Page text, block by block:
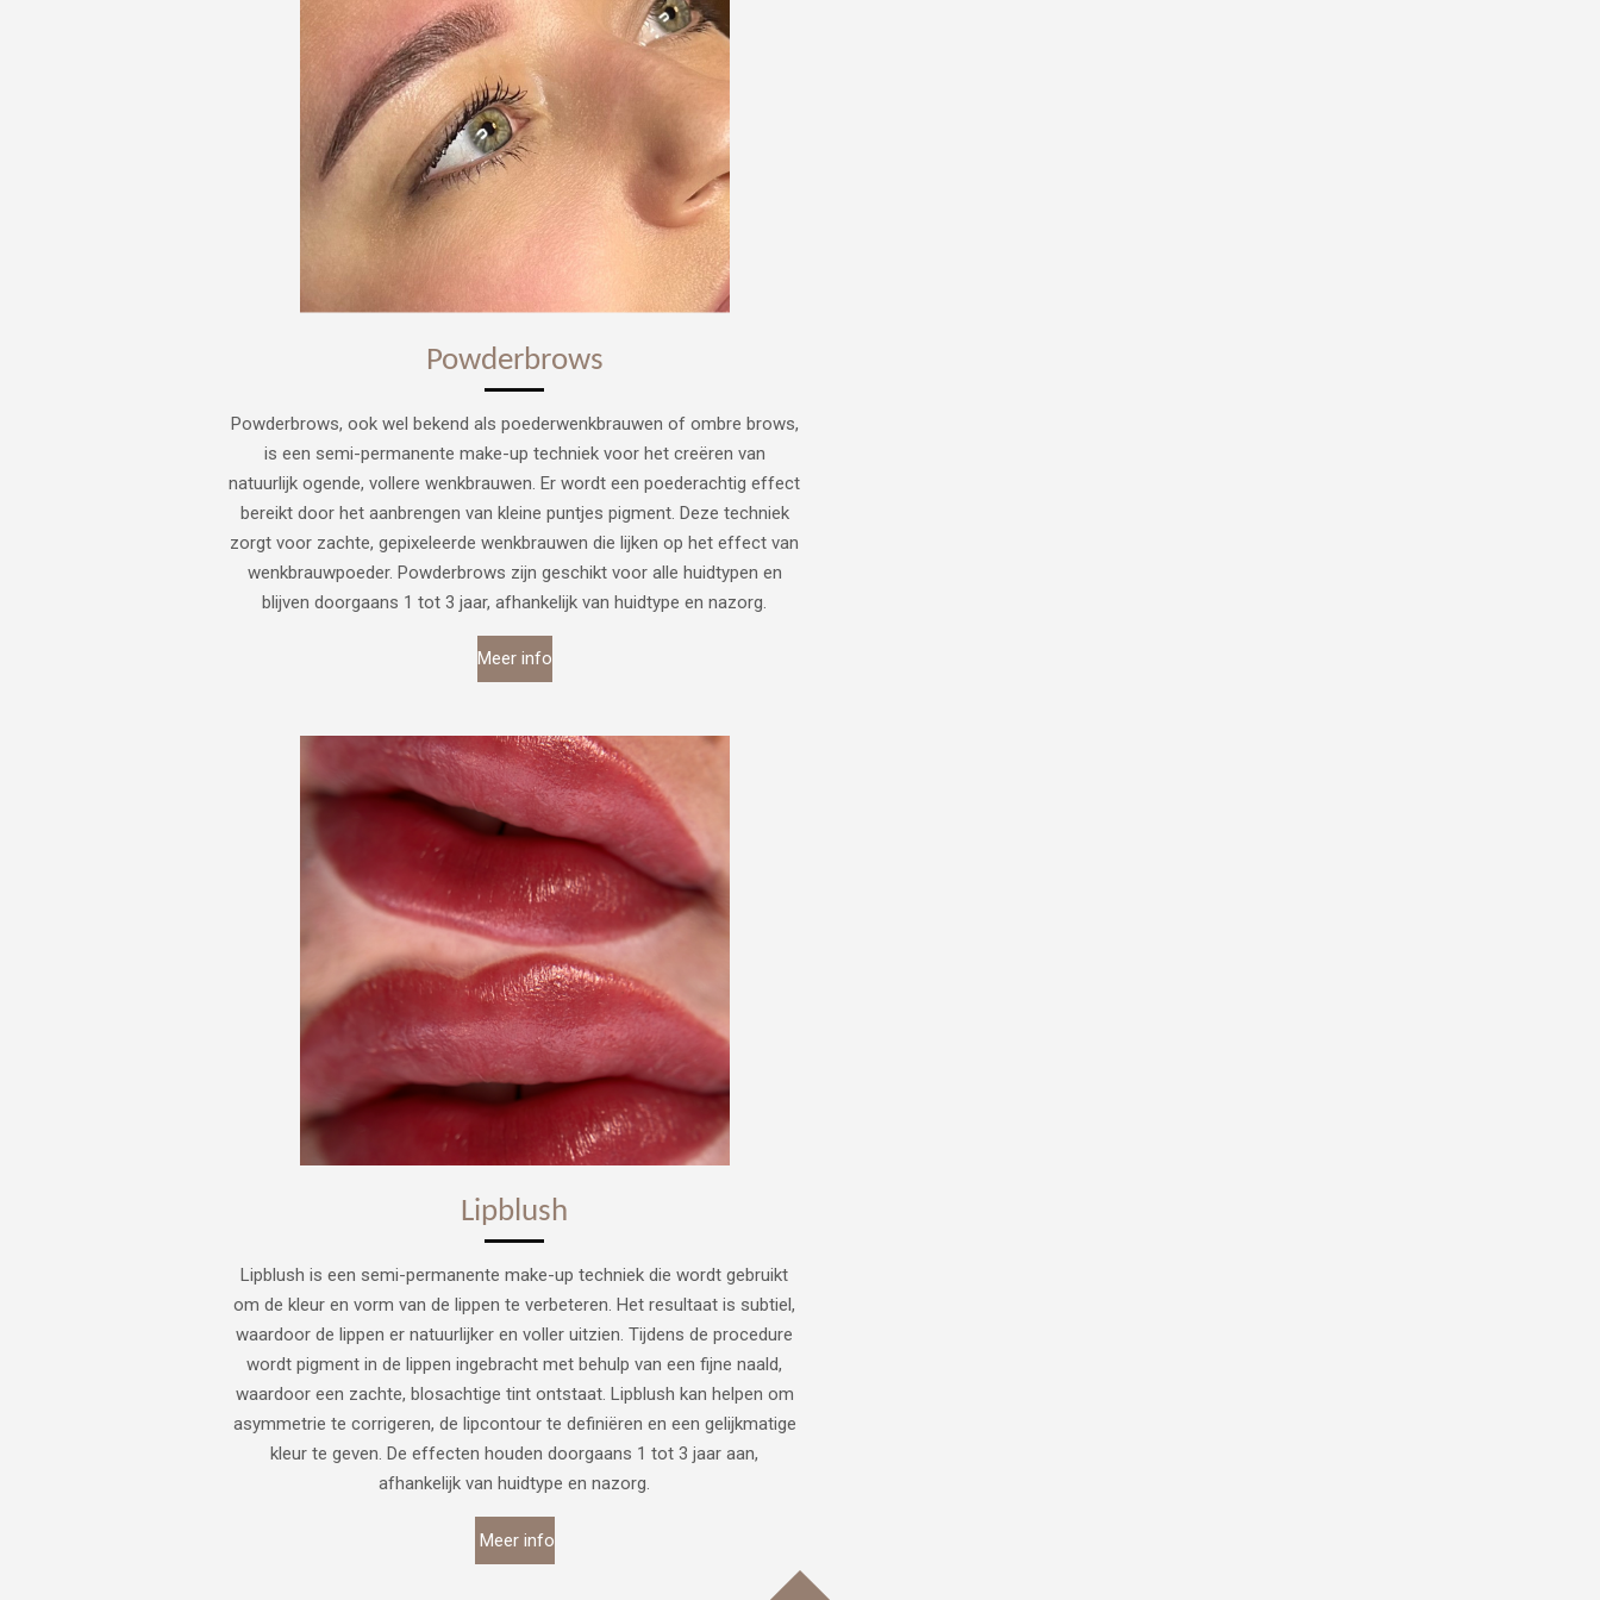
Powderbrows
Powderbrows, ook wel bekend als poederwenkbrauwen of ombre brows,
is een semi-permanente make-up techniek voor het creëren van
natuurlijk ogende, vollere wenkbrauwen. Er wordt een poederachtig effect
bereikt door het aanbrengen van kleine puntjes pigment. Deze techniek
zorgt voor zachte, gepixeleerde wenkbrauwen die lijken op het effect van
wenkbrauwpoeder. Powderbrows zijn geschikt voor alle huidtypen en
blijven doorgaans 1 tot 3 jaar, afhankelijk van huidtype en nazorg.
Meer info
Lipblush
Lipblush is een semi-permanente make-up techniek die wordt gebruikt
om de kleur en vorm van de lippen te verbeteren. Het resultaat is subtiel,
waardoor de lippen er natuurlijker en voller uitzien. Tijdens de procedure
wordt pigment in de lippen ingebracht met behulp van een fijne naald,
waardoor een zachte, blosachtige tint ontstaat. Lipblush kan helpen om
asymmetrie te corrigeren, de lipcontour te definiëren en een gelijkmatige
kleur te geven. De effecten houden doorgaans 1 tot 3 jaar aan,
afhankelijk van huidtype en nazorg.
Meer info